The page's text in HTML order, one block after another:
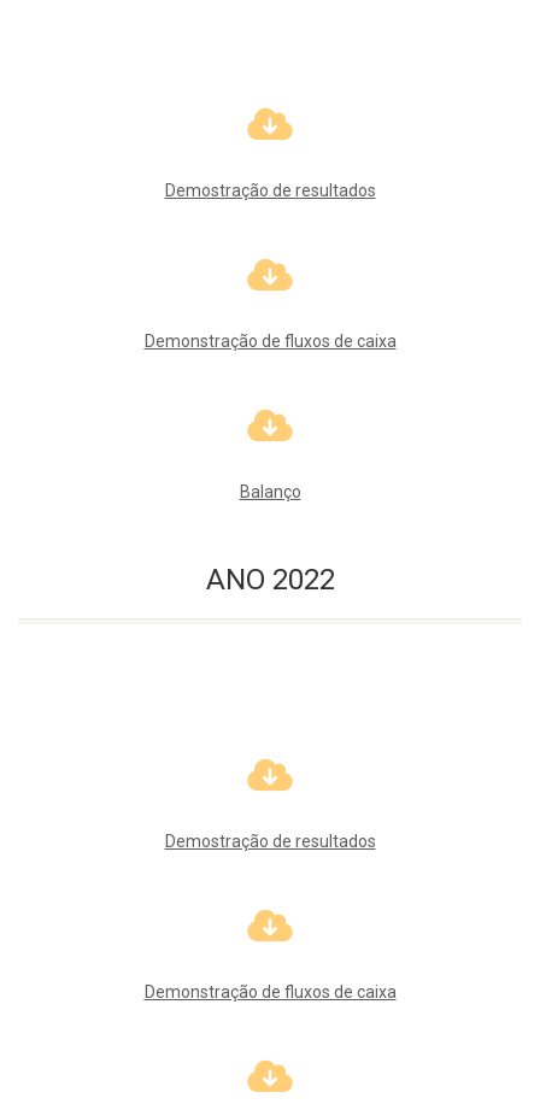
Demostração de resultados
Demonstração de fluxos de caixa
Balanço
ANO 2022
Demostração de resultados
Demonstração de fluxos de caixa